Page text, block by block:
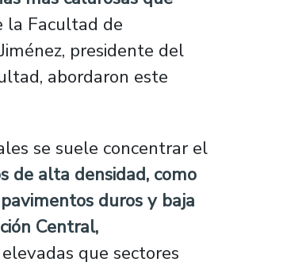
la Facultad de
presidente del
abordaron este
se suele concentrar el
de alta densidad, como
duros y baja
Central,
que sectores